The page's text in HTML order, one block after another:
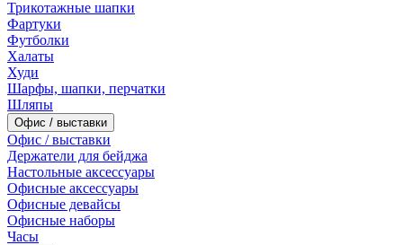
Трикотажные шапки
Фартуки
Футболки
Халаты
Худи
Шарфы, шапки, перчатки
Шляпы
Офис / выставки
Офис / выставки
Держатели для бейджа
Настольные аксессуары
Офисные аксессуары
Офисные девайсы
Офисные наборы
Часы